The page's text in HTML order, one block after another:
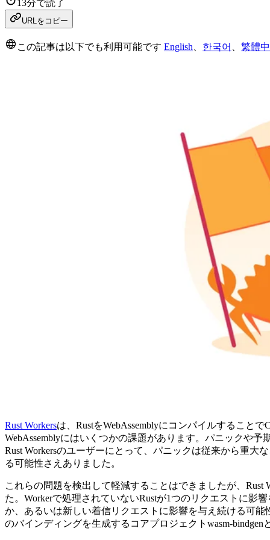
13分で読了
URLをコピー
この記事は以下でも利用可能です English 한국어 繁體
Rust Workersは、RustをWebAssemblyにコンパイルすること
WebAssemblyにはいくつかの課題があります。パニックや
Rust Workersのユーザーにとって、パニックは従来から重大
る可能性さえありました。
これらの問題を検出して軽減することはできましたが、
た。Workerで処理されていないRustが1つのリクエストに影
か、あるいは新しい着信リクエストに影響を与え続ける可能
のバインディングを生成するコアプロジェクトwasm-